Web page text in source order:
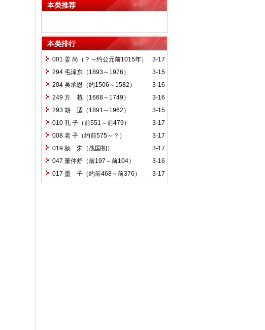
本类推荐
本类排行
3-17
001 姜 尚（？～约公元前1015年）
3-15
294 毛泽东（1893～1976）
3-16
204 吴承恩（约1506～1582）
3-16
249 方 苞（1668～1749）
3-15
293 胡 适（1891～1962）
3-17
010 孔 子（前551～前479）
3-17
008 老 子（约前575～？）
3-17
019 杨 朱（战国初）
3-16
047 董仲舒（前197～前104）
3-17
017 墨 子（约前468～前376）